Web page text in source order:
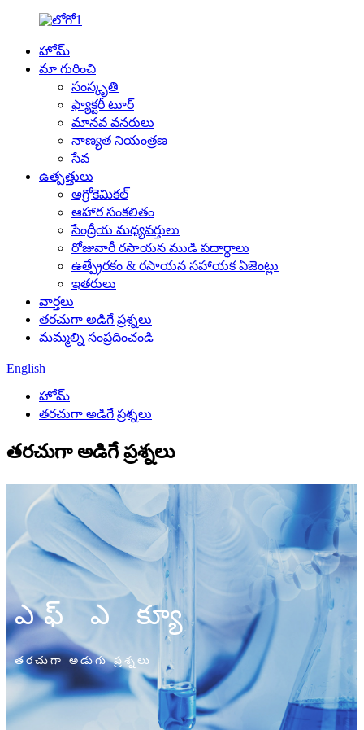
హోమ్
మా గురించి
సంస్కృతి
ఫ్యాక్టరీ టూర్
మానవ వనరులు
నాణ్యత నియంత్రణ
సేవ
ఉత్పత్తులు
ఆగ్రోకెమికల్
ఆహార సంకలితం
సేంద్రీయ మధ్యవర్తులు
రోజువారీ రసాయన ముడి పదార్థాలు
ఉత్ప్రేరకం & రసాయన సహాయక ఏజెంట్లు
ఇతరులు
వార్తలు
తరచుగా అడిగే ప్రశ్నలు
మమ్మల్ని సంప్రదించండి
English
హోమ్
తరచుగా అడిగే ప్రశ్నలు
తరచుగా అడిగే ప్రశ్నలు
ఎఫ్ ఎ క్యూ
తరచుగా అడుగు ప్రశ్నలు